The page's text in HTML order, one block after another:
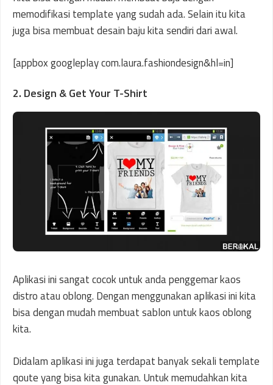
memodifikasi template yang sudah ada. Selain itu kita
juga bisa membuat desain baju kita sendiri dari awal.
[appbox googleplay com.laura.fashiondesign&hl=in]
2. Design & Get Your T-Shirt
Aplikasi ini sangat cocok untuk anda penggemar kaos
distro atau oblong. Dengan menggunakan aplikasi ini kita
bisa dengan mudah membuat sablon untuk kaos oblong
kita.
Didalam aplikasi ini juga terdapat banyak sekali template
qoute yang bisa kita gunakan. Untuk memudahkan kita